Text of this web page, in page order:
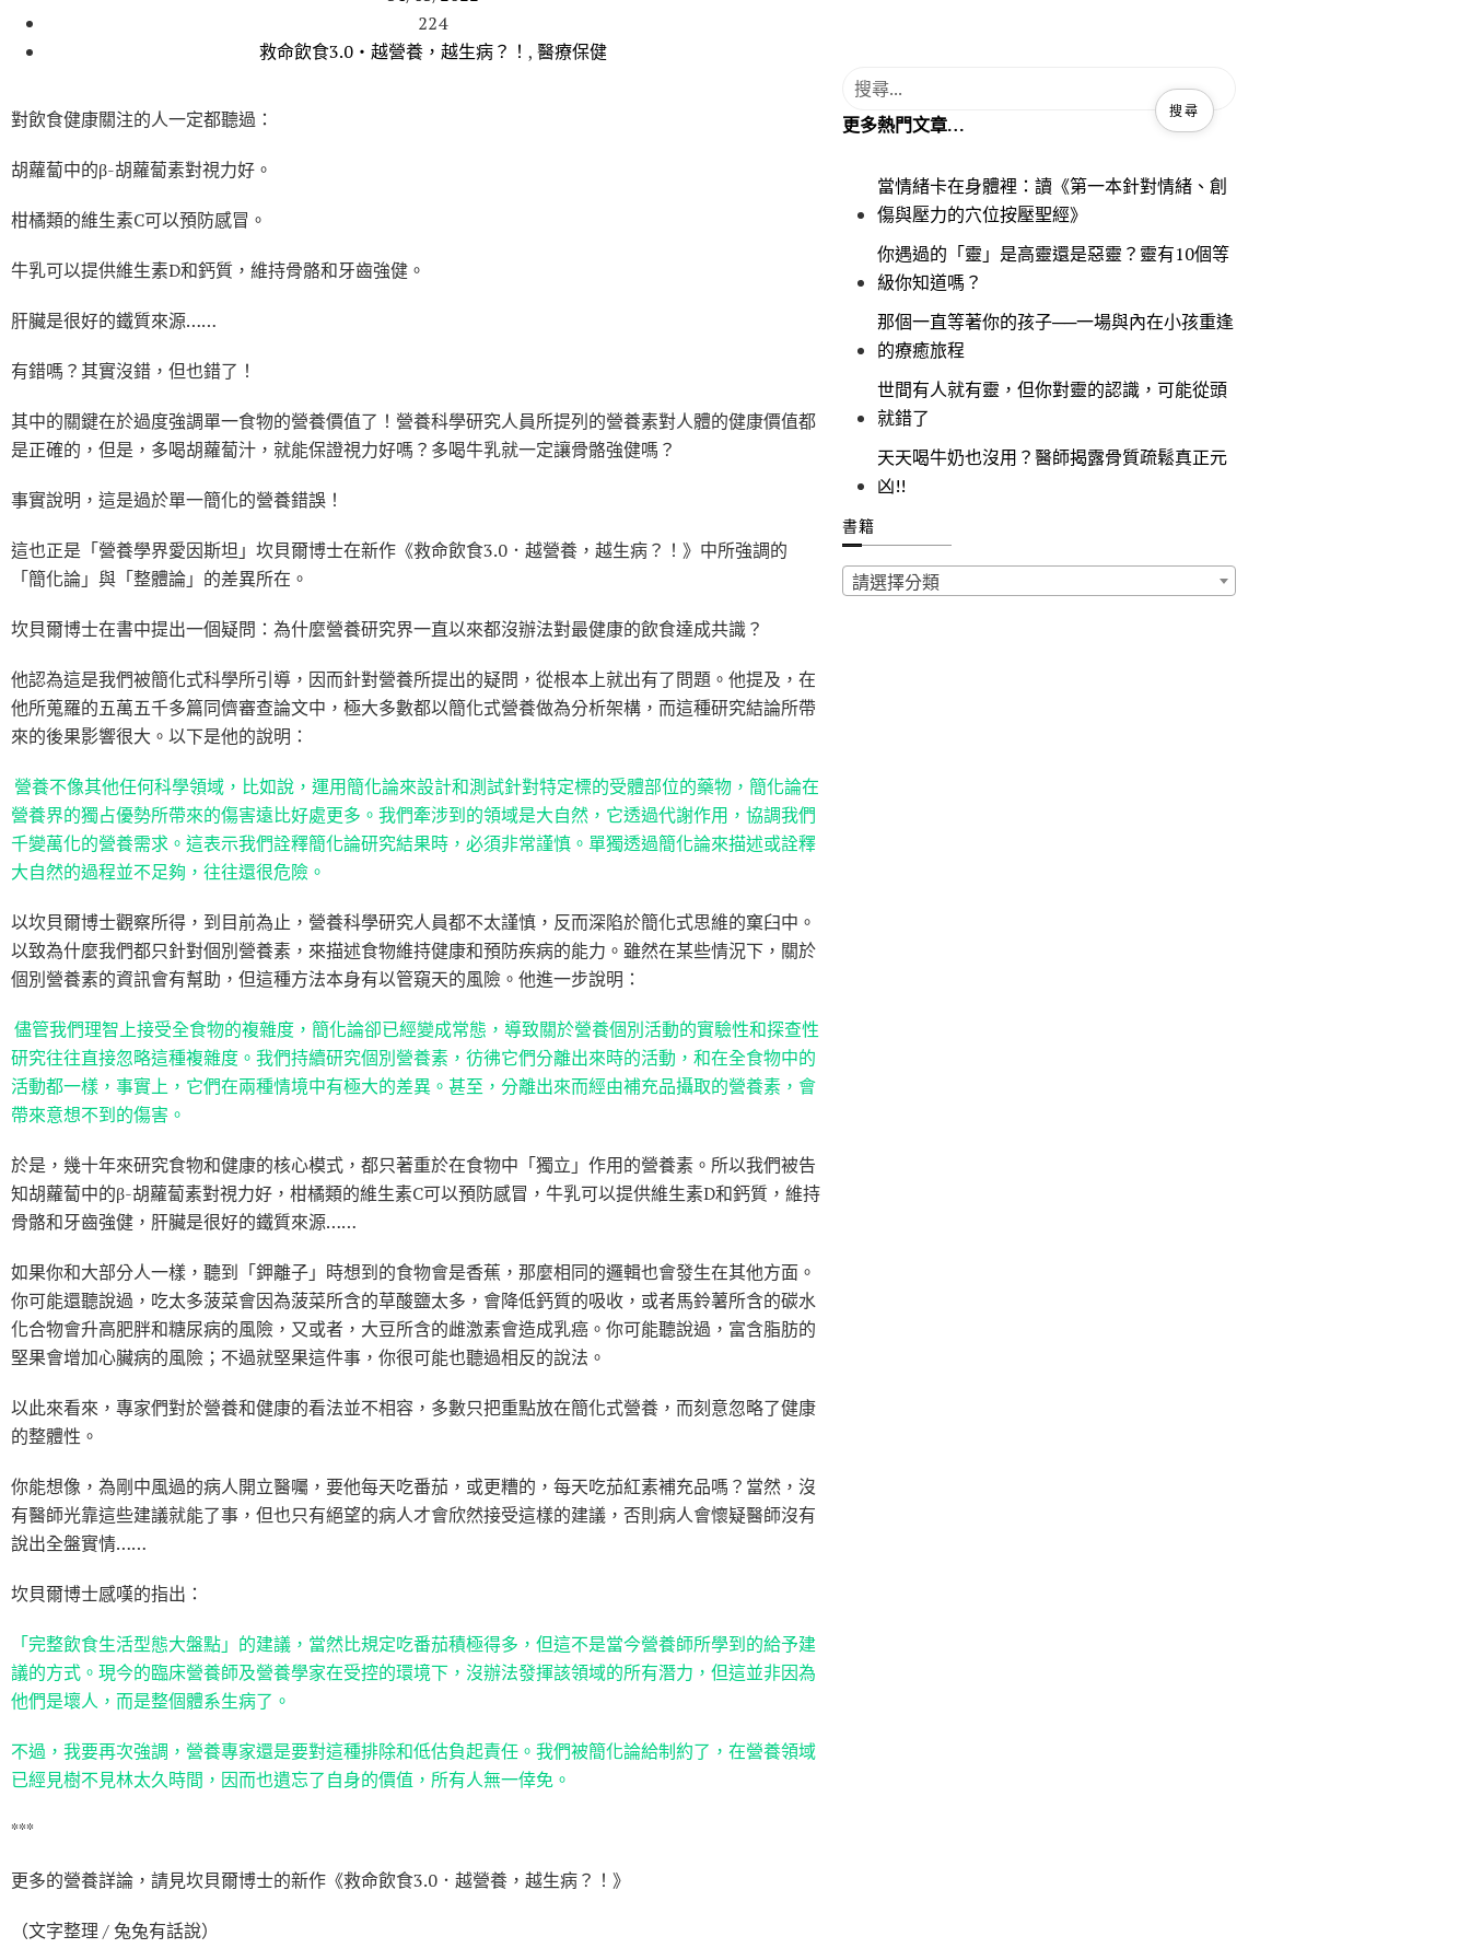
224
救命飲食3.0‧越營養，越生病？！ , 醫療保健
對飲食健康關注的人一定都聽過：
胡蘿蔔中的β-胡蘿蔔素對視力好。
柑橘類的維生素C可以預防感冒。
牛乳可以提供維生素D和鈣質，維持骨骼和牙齒強健。
肝臟是很好的鐵質來源……
有錯嗎？其實沒錯，但也錯了！
其中的關鍵在於過度強調單一食物的營養價值了！營養科學研究人員所提列的營養素對人體的健康價值都
是正確的，但是，多喝胡蘿蔔汁，就能保證視力好嗎？多喝牛乳就一定讓骨骼強健嗎？
事實說明，這是過於單一簡化的營養錯誤！
這也正是「營養學界愛因斯坦」坎貝爾博士在新作《救命飲食3.0．越營養，越生病？！》中所強調的
「簡化論」與「整體論」的差異所在。
坎貝爾博士在書中提出一個疑問：為什麼營養研究界一直以來都沒辦法對最健康的飲食達成共識？
他認為這是我們被簡化式科學所引導，因而針對營養所提出的疑問，從根本上就出有了問題。他提及，在
他所蒐羅的五萬五千多篇同儕審查論文中，極大多數都以簡化式營養做為分析架構，而這種研究結論所帶
來的後果影響很大。以下是他的說明：
營養不像其他任何科學領域，比如說，運用簡化論來設計和測試針對特定標的受體部位的藥物，簡化論在
營養界的獨占優勢所帶來的傷害遠比好處更多。我們牽涉到的領域是大自然，它透過代謝作用，協調我們
千變萬化的營養需求。這表示我們詮釋簡化論研究結果時，必須非常謹慎。單獨透過簡化論來描述或詮釋
大自然的過程並不足夠，往往還很危險。
以坎貝爾博士觀察所得，到目前為止，營養科學研究人員都不太謹慎，反而深陷於簡化式思維的窠臼中。
以致為什麼我們都只針對個別營養素，來描述食物維持健康和預防疾病的能力。雖然在某些情況下，關於
個別營養素的資訊會有幫助，但這種方法本身有以管窺天的風險。他進一步說明：
儘管我們理智上接受全食物的複雜度，簡化論卻已經變成常態，導致關於營養個別活動的實驗性和探查性
研究往往直接忽略這種複雜度。我們持續研究個別營養素，彷彿它們分離出來時的活動，和在全食物中的
活動都一樣，事實上，它們在兩種情境中有極大的差異。甚至，分離出來而經由補充品攝取的營養素，會
帶來意想不到的傷害。
於是，幾十年來研究食物和健康的核心模式，都只著重於在食物中「獨立」作用的營養素。所以我們被告
知胡蘿蔔中的β-胡蘿蔔素對視力好，柑橘類的維生素C可以預防感冒，牛乳可以提供維生素D和鈣質，維持
骨骼和牙齒強健，肝臟是很好的鐵質來源……
如果你和大部分人一樣，聽到「鉀離子」時想到的食物會是香蕉，那麼相同的邏輯也會發生在其他方面。
你可能還聽說過，吃太多菠菜會因為菠菜所含的草酸鹽太多，會降低鈣質的吸收，或者馬鈴薯所含的碳水
化合物會升高肥胖和糖尿病的風險，又或者，大豆所含的雌激素會造成乳癌。你可能聽說過，富含脂肪的
堅果會增加心臟病的風險；不過就堅果這件事，你很可能也聽過相反的說法。
以此來看來，專家們對於營養和健康的看法並不相容，多數只把重點放在簡化式營養，而刻意忽略了健康
的整體性。
你能想像，為剛中風過的病人開立醫囑，要他每天吃番茄，或更糟的，每天吃茄紅素補充品嗎？當然，沒
有醫師光靠這些建議就能了事，但也只有絕望的病人才會欣然接受這樣的建議，否則病人會懷疑醫師沒有
說出全盤實情……
坎貝爾博士感嘆的指出：
「完整飲食生活型態大盤點」的建議，當然比規定吃番茄積極得多，但這不是當今營養師所學到的給予建
議的方式。現今的臨床營養師及營養學家在受控的環境下，沒辦法發揮該領域的所有潛力，但這並非因為
他們是壞人，而是整個體系生病了。
不過，我要再次強調，營養專家還是要對這種排除和低估負起責任。我們被簡化論給制約了，在營養領域
已經見樹不見林太久時間，因而也遺忘了自身的價值，所有人無一倖免。
***
更多的營養詳論，請見坎貝爾博士的新作《救命飲食3.0．越營養，越生病？！》
（文字整理 / 兔兔有話說）
更多熱門文章…
當情緒卡在身體裡：讀《第一本針對情緒、創
傷與壓力的穴位按壓聖經》
你遇過的「靈」是高靈還是惡靈？靈有10個等
級你知道嗎？
那個一直等著你的孩子──一場與內在小孩重逢
的療癒旅程
世間有人就有靈，但你對靈的認識，可能從頭
就錯了
天天喝牛奶也沒用？醫師揭露骨質疏鬆真正元
凶!!
書籍
請選擇分類